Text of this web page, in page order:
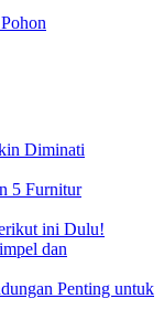
Diminati
5 Furnitur
ini Dulu!
dan
Penting untuk